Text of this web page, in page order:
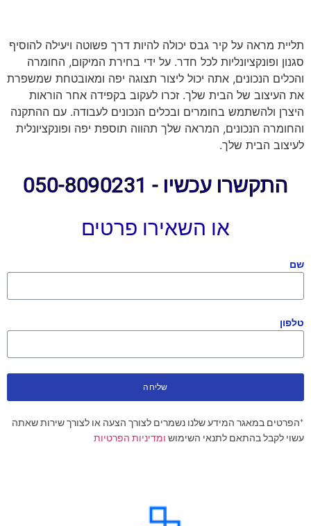
תליית מראה על קיר גבס יכולה להיות דרך פשוטה ויעילה להוסיף
סגנון ופונקציונליות לכל חדר. על ידי בחירת המיקום, החומרה
והכלים הנכונים, אתה יכול ליצור תצוגה יפה ומאובטחת שמשפרת
את העיצוב של הבית שלך. זכרו לעקוב בקפידה אחר הוראות
היצרן ולהשתמש בחומרים ובכלים הנכונים לעבודה. עם ההתקנה
והחומרה הנכונים, המראה שלך תהווה תוספת יפה ופונקציונלית
לעיצוב הבית שלך.
התקשרו עכשיו - 050-8090231
או השאירו פרטים
שם
טלפון
שליחה
*הפרטים במאגר המידע שלנו נשמרים לצורך הצעה או לצורך שירות שאתה
עשוי לקבל בהתאם לתנאי השימוש ומדיניות הפרטיות